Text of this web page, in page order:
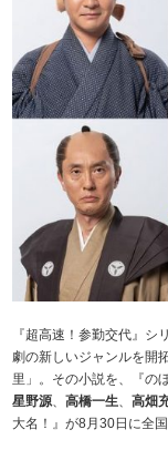
『超高速！参勤交代』
劇の新しいジャンルを開
里」。その小説を、『の
星野源 、高橋一生 、高畑
大名！』が8月30日に全国